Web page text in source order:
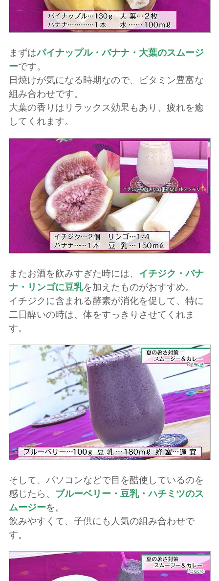
まずはパイナップル・バナナ・大葉のスムージ
ーです。
日焼けが気になる時期なので、ビタミン豊富な
組み合わせです。
大葉の香りはリラックス効果もあり、疲れを癒
してくれます。
またお酒を飲みすぎた時には、 イチジク・バナ
ナ・リンゴに豆乳を加えたものがおすすめ。
イチジクに含まれる酵素が消化を促して、特に
二日酔いの時は、体をすっきりさせてくれま
す。
そして、パソコンなどで目を酷使しているのを
感じたら、 ブルーベリー・豆乳・ハチミツのス
ムージーを。
飲みやすくて、子供にも人気の組み合わせで
す。